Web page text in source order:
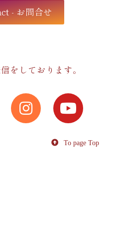
- お問合せ
をしております。
To page Top